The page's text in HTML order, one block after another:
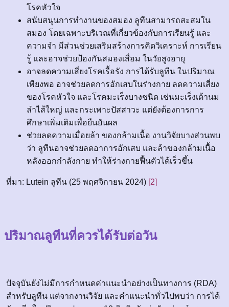
โรคหัวใจ
สนับสนุนการทำงานของสมอง ลูทีนสามารถสะสมใน
สมอง โดยเฉพาะบริเวณที่เกี่ยวข้องกับการเรียนรู้ และ
ความจำ มีส่วนช่วยเสริมสร้างการคิดวิเคราะห์ การเรียน
รู้ และอาจช่วยป้องกันสมองเสื่อม ในวัยสูงอายุ
อาจลดความเสี่ยงโรคเรื้อรัง การได้รับลูทีน ในปริมาณ
เพียงพอ อาจช่วยลดการอักเสบในร่างกาย ลดความเสี่ยง
ของโรคหัวใจ และโรคมะเร็งบางชนิด เช่นมะเร็งเต้านม
ลำไส้ใหญ่ และกระเพาะปัสสาวะ แต่ยังต้องการการ
ศึกษาเพิ่มเติมเพื่อยืนยันผล
ช่วยลดความเมื่อยล้า ของกล้ามเนื้อ งานวิจัยบางส่วนพบ
ว่า ลูทีนอาจช่วยลดอาการอักเสบ และล้าของกล้ามเนื้อ
หลังออกกำลังกาย ทำให้ร่างกายฟื้นตัวได้เร็วขึ้น
ที่มา: Lutein ลูทีน (25 พฤศจิกายน 2024) [2]
ปริมาณลูทีนที่ควรได้รับต่อวัน
ปัจจุบันยังไม่มีการกำหนดค่าแนะนำอย่างเป็นทางการ (RDA)
สำหรับลูทีน แต่จากงานวิจัย และคำแนะนำทั่วไปพบว่า การได้